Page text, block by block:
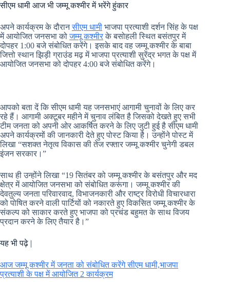
सीएम धामी आज भी जम्मू कश्मीर में भरेंगे हुंकार
अपने कार्यक्रम के दौरानसीएम धामी भाजपा प्रत्याशी दर्शन सिंह के पक्ष
में आयोजित जनसभा कोजम्मू कश्मीरके बसोहली स्थित बसंतपुर में
दोपहर 1:00 बजे संबोधित करेंगे। इसके बाद वह जम्मू कश्मीर के बाबा
जित्तो स्थान झिड़ी ग्राउंड मढ़ में भाजपा प्रत्याशी सुरेंद्र भगत के पक्ष में
आयोजित जनसभा को दोपहर 4:00 बजे संबोधित करेंगे।
आपको बता दें कि सीएम धामी यह जनसभाएं आगामी चुनावों के लिए कर
रहे हैं। आगामी अक्टूबर महीने में चुनाव लंबित है जिसको देखते हुए सभी
टीम जनता को अपनी ओर आकर्षित करने के लिए जुटी हुई है सीएम धामी
अपने कार्यक्रमों की जानकारी देते हुए पोस्ट किया है। उन्होंने पोस्ट में
लिखा “सशक्त नेतृत्व विकास की तेज रफ्तार जम्मू कश्मीर चुनेगी डबल
इंजन सरकार।”
साथ ही उन्होंने लिखा “19 सितंबर को जम्मू कश्मीर के बसंतपुर और मद
क्षेत्र में आयोजित जनसभा को संबोधित करूंगा। जम्मू कश्मीर की
देवतुल्य जनता परिवारवाद, विभाजनकारी और राष्ट्र विरोधी विचारधारा
को पोषित करने वाली पार्टियों को नकारते हुए विकसित जम्मू कश्मीर के
संकल्प को साकार करते हुए भाजपा को प्रचंड बहुमत के साथ विजय
प्रदान करने के लिए तैयार है।”
यह भी पढ़े |
आज जम्मू कश्मीर में जनता को संबोधित करेंगे सीएम धामी,भाजपा
प्रत्याशी के पक्ष में आयोजित 2 कार्यक्रम